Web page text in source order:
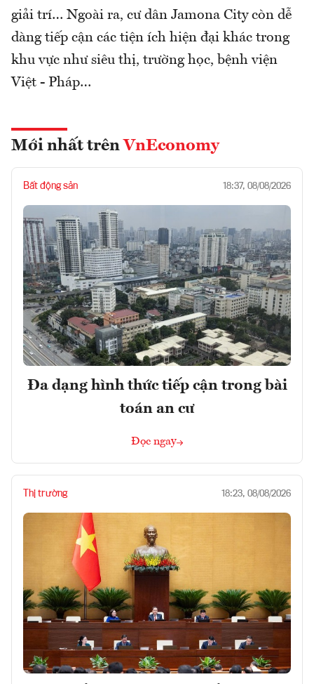
giải trí… Ngoài ra, cư dân Jamona City còn dễ
dàng tiếp cận các tiện ích hiện đại khác trong
khu vực như siêu thị, trường học, bệnh viện
Việt - Pháp…
Mới nhất trên VnEconomy
Bất động sản 18:37, 08/08/2026
Đa dạng hình thức tiếp cận trong bài
toán an cư
Đọc ngay
Thị trường 18:23, 08/08/2026